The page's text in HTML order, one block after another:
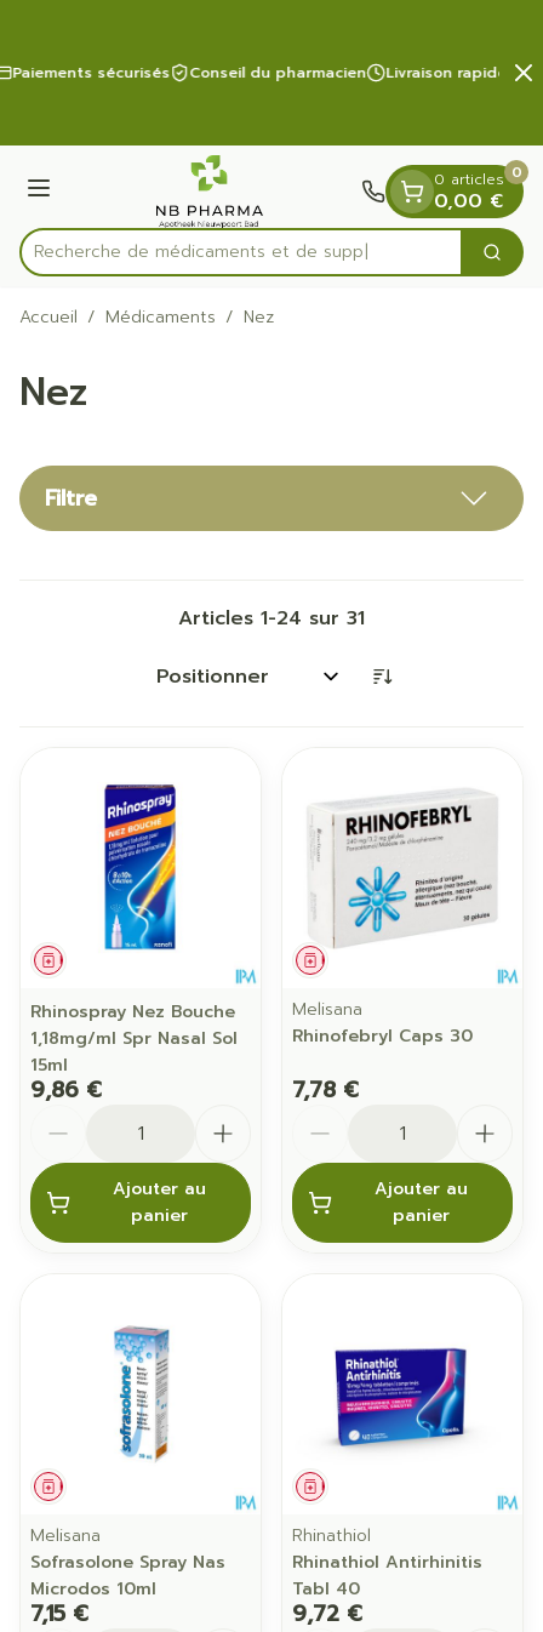
Paiements sécurisés Conseil du pharmacien Livraison rapide
Menu
Rechercher
Recherche d
0 articles
0,00 €
0
Accueil / Médicaments / Nez
Nez
Filtre
Articles 1-24 sur 31
Trier par:
Médicament
Rhinospray Nez Bouche
1,18mg/ml Spr Nasal Sol
15ml
9,86 €
Ajouter au
panier
Médicament
Melisana
Rhinofebryl Caps 30
7,78 €
Ajouter au
panier
Médicament
Melisana
Sofrasolone Spray Nas
Microdos 10ml
7,15 €
Médicament
Rhinathiol
Rhinathiol Antirhinitis
Tabl 40
9,72 €